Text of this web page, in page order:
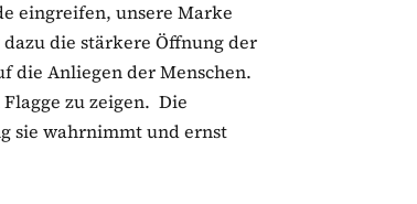
eingreifen, unsere Marke
die stärkere Öffnung der
die Anliegen der Menschen.
zu zeigen. Die
sie wahrnimmt und ernst